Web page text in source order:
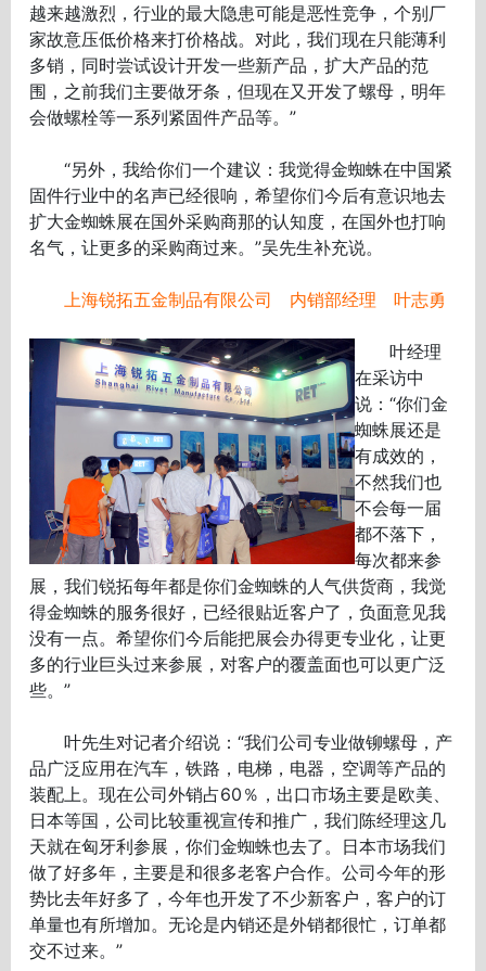
越来越激烈，行业的最大隐患可能是恶性竞争，个别厂
家故意压低价格来打价格战。对此，我们现在只能薄利
多销，同时尝试设计开发一些新产品，扩大产品的范
围，之前我们主要做牙条，但现在又开发了螺母，明年
会做螺栓等一系列紧固件产品等。”
“另外，我给你们一个建议：我觉得金蜘蛛在中国紧
固件行业中的名声已经很响，希望你们今后有意识地去
扩大金蜘蛛展在国外采购商那的认知度，在国外也打响
名气，让更多的采购商过来。”吴先生补充说。
上海锐拓五金制品有限公司 内销部经理 叶志勇
叶经理
在采访中
说：“你们金
蜘蛛展还是
有成效的，
不然我们也
不会每一届
都不落下，
每次都来参
展，我们锐拓每年都是你们金蜘蛛的人气供货商，我觉
得金蜘蛛的服务很好，已经很贴近客户了，负面意见我
没有一点。希望你们今后能把展会办得更专业化，让更
多的行业巨头过来参展，对客户的覆盖面也可以更广泛
些。”
叶先生对记者介绍说：“我们公司专业做铆螺母，产
品广泛应用在汽车，铁路，电梯，电器，空调等产品的
装配上。现在公司外销占60％，出口市场主要是欧美、
日本等国，公司比较重视宣传和推广，我们陈经理这几
天就在匈牙利参展，你们金蜘蛛也去了。日本市场我们
做了好多年，主要是和很多老客户合作。公司今年的形
势比去年好多了，今年也开发了不少新客户，客户的订
单量也有所增加。无论是内销还是外销都很忙，订单都
交不过来。”